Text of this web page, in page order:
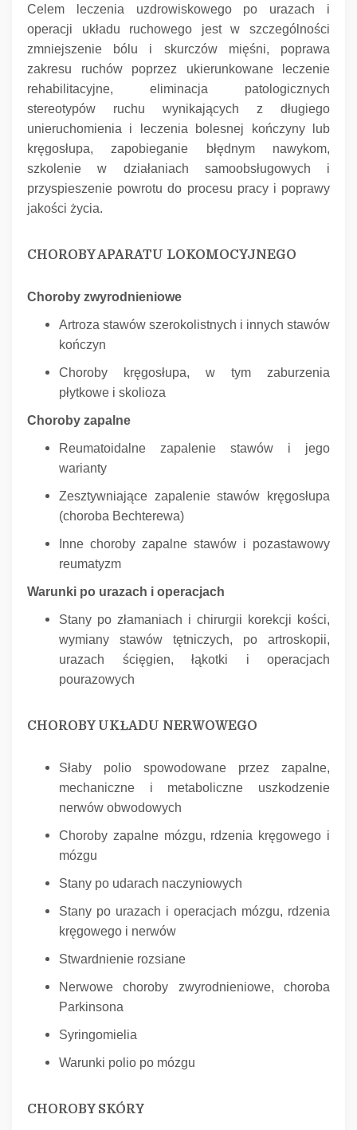
Celem leczenia uzdrowiskowego po urazach i
operacji układu ruchowego jest w szczególności
zmniejszenie bólu i skurczów mięśni, poprawa
zakresu ruchów poprzez ukierunkowane leczenie
rehabilitacyjne, eliminacja patologicznych
stereotypów ruchu wynikających z długiego
unieruchomienia i leczenia bolesnej kończyny lub
kręgosłupa, zapobieganie błędnym nawykom,
szkolenie w działaniach samoobsługowych i
przyspieszenie powrotu do procesu pracy i poprawy
jakości życia.
CHOROBY APARATU LOKOMOCYJNEGO
Choroby zwyrodnieniowe
Artroza stawów szerokolistnych i innych stawów
kończyn
Choroby kręgosłupa, w tym zaburzenia
płytkowe i skolioza
Choroby zapalne
Reumatoidalne zapalenie stawów i jego
warianty
Zesztywniające zapalenie stawów kręgosłupa
(choroba Bechterewa)
Inne choroby zapalne stawów i pozastawowy
reumatyzm
Warunki po urazach i operacjach
Stany po złamaniach i chirurgii korekcji kości,
wymiany stawów tętniczych, po artroskopii,
urazach ścięgien, łąkotki i operacjach
pourazowych
CHOROBY UKŁADU NERWOWEGO
Słaby polio spowodowane przez zapalne,
mechaniczne i metaboliczne uszkodzenie
nerwów obwodowych
Choroby zapalne mózgu, rdzenia kręgowego i
mózgu
Stany po udarach naczyniowych
Stany po urazach i operacjach mózgu, rdzenia
kręgowego i nerwów
Stwardnienie rozsiane
Nerwowe choroby zwyrodnieniowe, choroba
Parkinsona
Syringomielia
Warunki polio po mózgu
CHOROBY SKÓRY